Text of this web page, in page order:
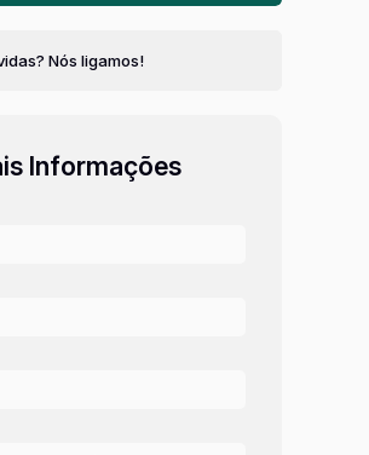
Nós ligamos!
Informações